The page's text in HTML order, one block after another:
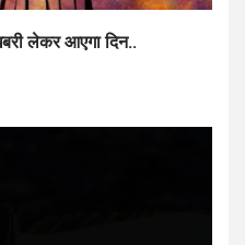
लेकर आएगा दिन..